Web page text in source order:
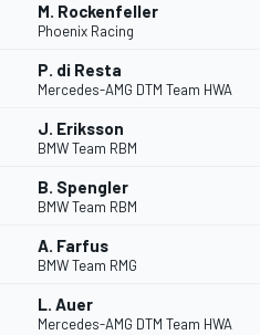
M. Rockenfeller
Phoenix Racing
P. di Resta
Mercedes-AMG DTM Team HWA
J. Eriksson
BMW Team RBM
B. Spengler
BMW Team RBM
A. Farfus
BMW Team RMG
L. Auer
Mercedes-AMG DTM Team HWA